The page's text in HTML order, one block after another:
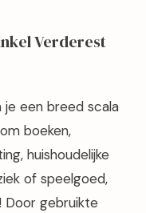
Verderest
je een breed scala
boeken,
huishoudelijke
of speelgoed,
Door gebruikte